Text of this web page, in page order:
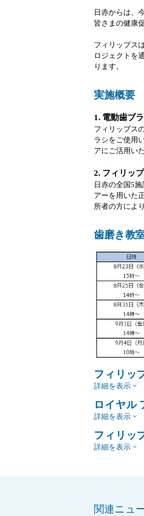
日赤からは、
皆さまの健康
フィリップス
ロジェクトを
ります。
実施概要
1. 電動歯ブ
フィリップス
ラシをご使用
アにご活用い
2. フィリッ
日赤の全国5
アーを用いた
所者の方によ
歯磨き教
フィリッ
詳細を表示
ロイヤル
詳細を表示
フィリッ
詳細を表示
関連ニュ